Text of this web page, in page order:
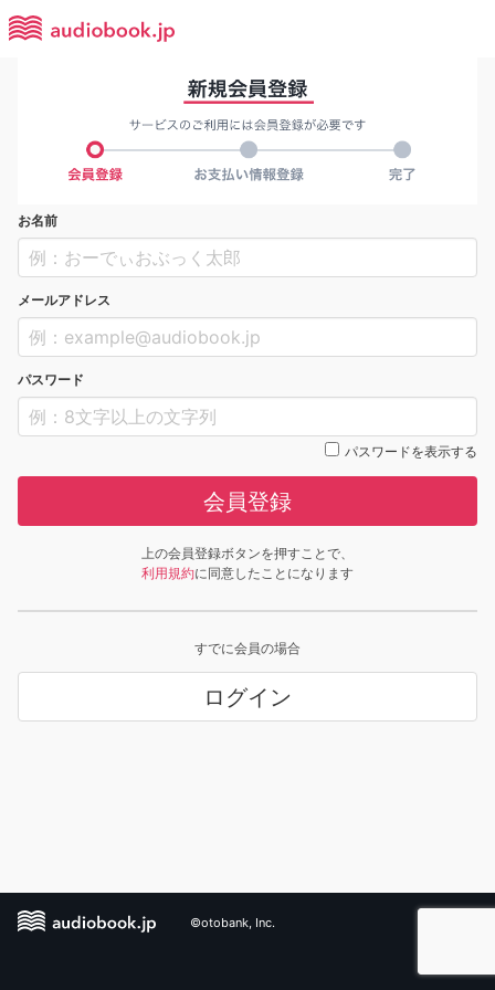
お名前
メールアドレス
パスワード
パスワードを表示する
会員登録
上の会員登録ボタンを押すことで、
利用規約に同意したことになります
すでに会員の場合
ログイン
©otobank, Inc.